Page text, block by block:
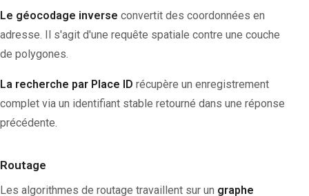
Le géocodage inverse convertit des coordonnées en
adresse. Il s'agit d'une requête spatiale contre une couche
de polygones.
La recherche par Place ID récupère un enregistrement
complet via un identifiant stable retourné dans une réponse
précédente.
Routage
Les algorithmes de routage travaillent sur un graphe